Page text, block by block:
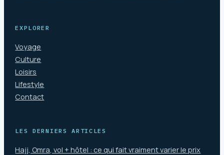
EXPLORER
Voyage
Culture
Loisirs
Lifestyle
Contact
LES DERNIERS ARTICLES
Hajj, Omra, vol + hôtel : ce qui fait vraiment varier le prix